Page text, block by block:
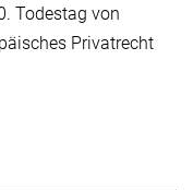
Todestag von
Privatrecht